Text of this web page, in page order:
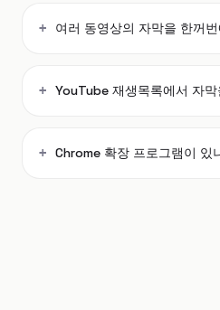
여러 동영상의 자막을 한꺼
YouTube 재생목록에서 자
Chrome 확장 프로그램이 있